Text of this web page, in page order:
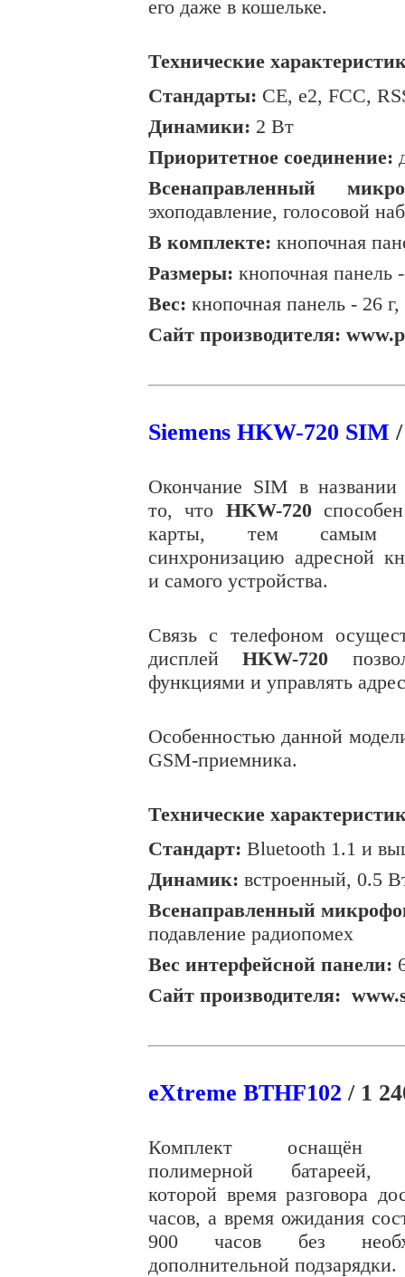
его даже в кошельке.
Технические
Стандарты: СE, e2, FCC,
Динамики: 2 Вт
Приоритетное соединение:
Всенаправленный
эхоподавление, голосовой
В комплекте: кнопочная
Размеры: кнопочная
Вес: кнопочная панель - 26 г,
Сайт производителя:
Siemens HKW-720 SIM
Окончание SIM в названии
то, что HKW-720
карты, тем самым
синхронизацию адресной
и самого устройства.
Связь с телефоном
дисплейHKW-720
функциями и управлять
Особенностью данной
GSM-приемника.
Технические
Стандарт: Bluetooth 1.1 и
Динамик: встроенный, 0.5
Всенаправленный
подавление радиопомех
Вес интерфейсной панели:
Сайт производителя:
eXtreme BTHF102 / 1
Комплект оснащён
полимерной батареей,
которой время разговора
часов, а время ожидания
900 часов без
дополнительной подзарядки.